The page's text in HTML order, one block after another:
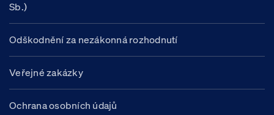
Sb.)
Odškodnění za nezákonná rozhodnutí
Veřejné zakázky
Ochrana osobních údajů